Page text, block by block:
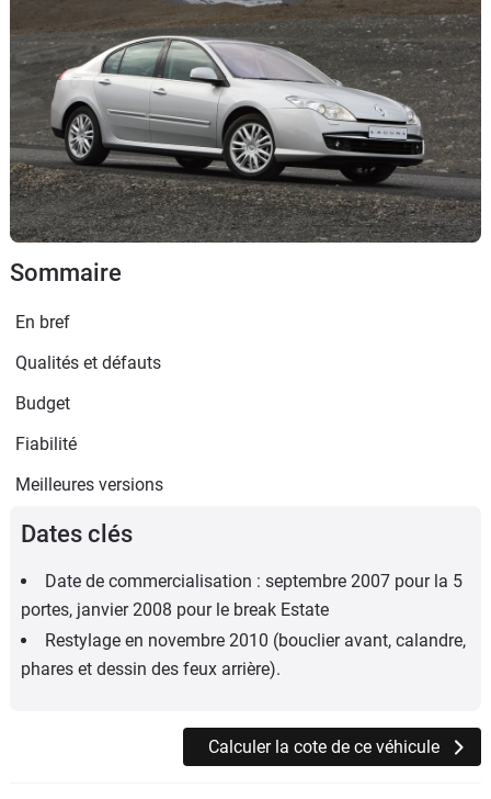
Forum
Moto
Marques
Sommaire
En bref
Qualités et défauts
Budget
Fiabilité
Meilleures versions
Dates clés
Date de commercialisation : septembre 2007 pour la 5
portes, janvier 2008 pour le break Estate
Restylage en novembre 2010 (bouclier avant, calandre,
phares et dessin des feux arrière).
Calculer la cote de ce véhicule